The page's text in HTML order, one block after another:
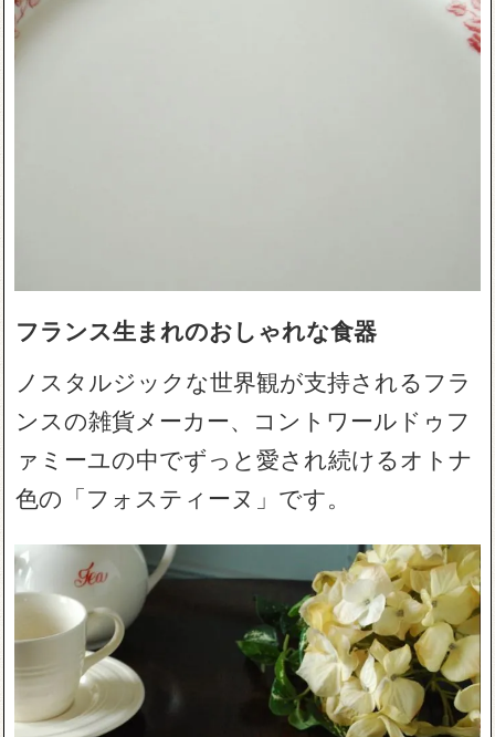
フランス生まれのおしゃれな食器
ノスタルジックな世界観が支持されるフラ
ンスの雑貨メーカー、コントワールドゥフ
ァミーユの中でずっと愛され続けるオトナ
色の「フォスティーヌ」です。